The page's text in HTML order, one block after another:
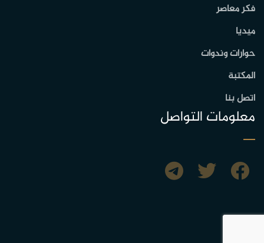
فكر معاصر
ميديا
حوارات وندوات
المكتبة
اتصل بنا
معلومات التواصل